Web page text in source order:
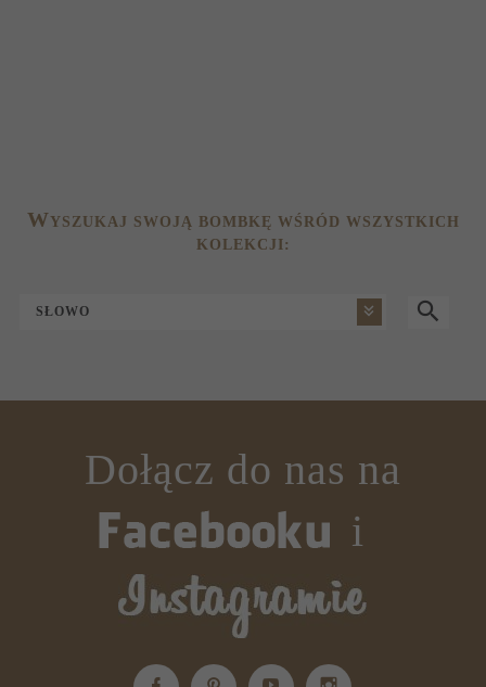
WYSZUKAJ SWOJĄ BOMBKĘ WŚRÓD WSZYSTKICH
KOLEKCJI:
SŁOWO
Dołącz do nas na
i